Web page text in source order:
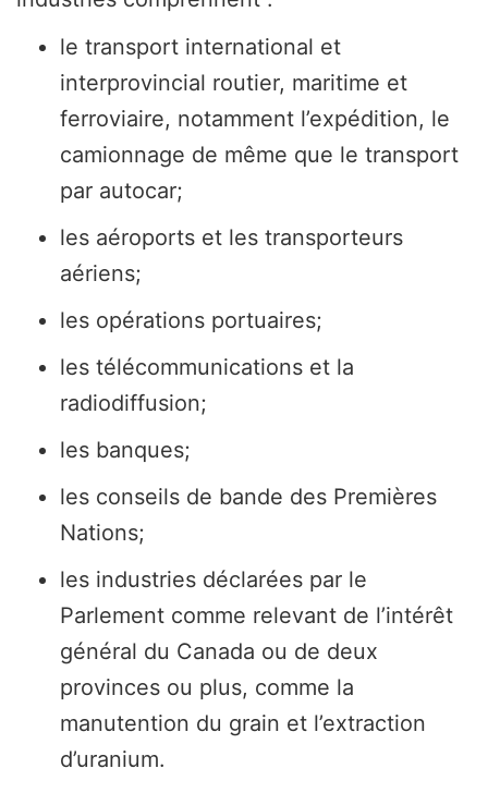
le transport international et
interprovincial routier, maritime et
ferroviaire, notamment l’expédition, le
camionnage de même que le transport
par autocar;
les aéroports et les transporteurs
aériens;
les opérations portuaires;
les télécommunications et la
radiodiffusion;
les banques;
les conseils de bande des Premières
Nations;
les industries déclarées par le
Parlement comme relevant de l’intérêt
général du Canada ou de deux
provinces ou plus, comme la
manutention du grain et l’extraction
d’uranium.